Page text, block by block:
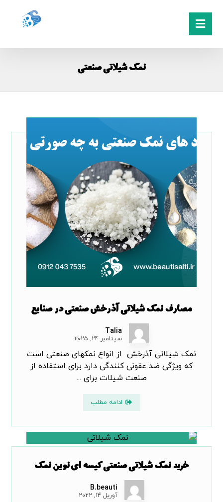
نمک شیلاتی صنعتی
مصارف نمک شیلاتی آذرخش صنعتی در صنایع
Talia
سپتامبر ۲۴, ۲۰۲۵
نمک شیلاتی آذرخش از انواع نمکهای صنعتی است
که ویژگی ضد عفونی کنندگی دارد برای استفاده از
صنعت شیلات برای ...
ادامه مطلب
خرید نمک شیلاتی صنعتی کیسه ای نوین نمک
B.beauti
آوریل ۱۴, ۲۰۲۲